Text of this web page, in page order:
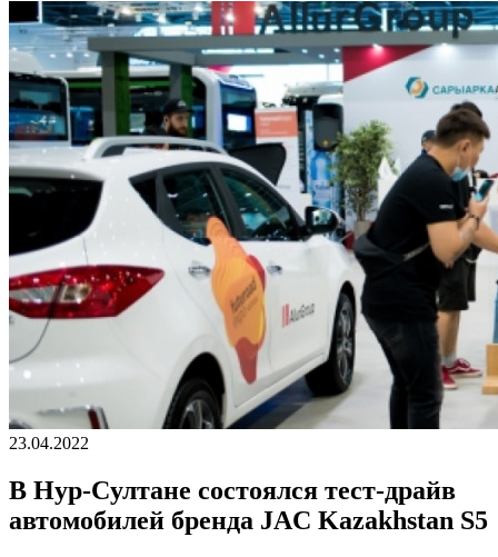
23.04.2022
В Нур-Cултане состоялся тест-драйв
автомобилей бренда JAC Kazakhstan S5